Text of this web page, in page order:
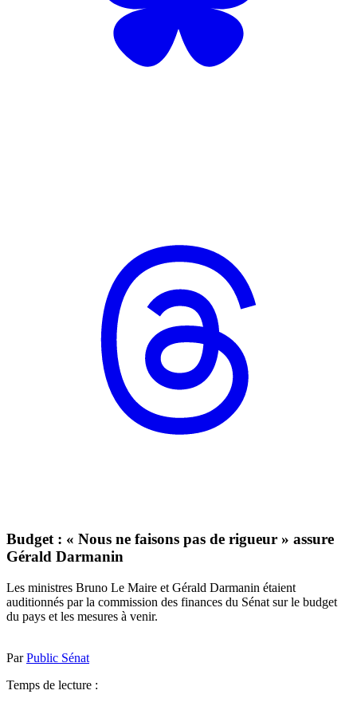
Budget : « Nous ne faisons pas de rigueur » assure
Gérald Darmanin
Les ministres Bruno Le Maire et Gérald Darmanin étaient
auditionnés par la commission des finances du Sénat sur le budget
du pays et les mesures à venir.
ParPublic Sénat
Temps de lecture :